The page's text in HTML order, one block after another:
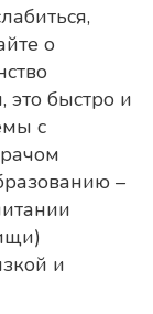
о
это быстро и
с
–
и